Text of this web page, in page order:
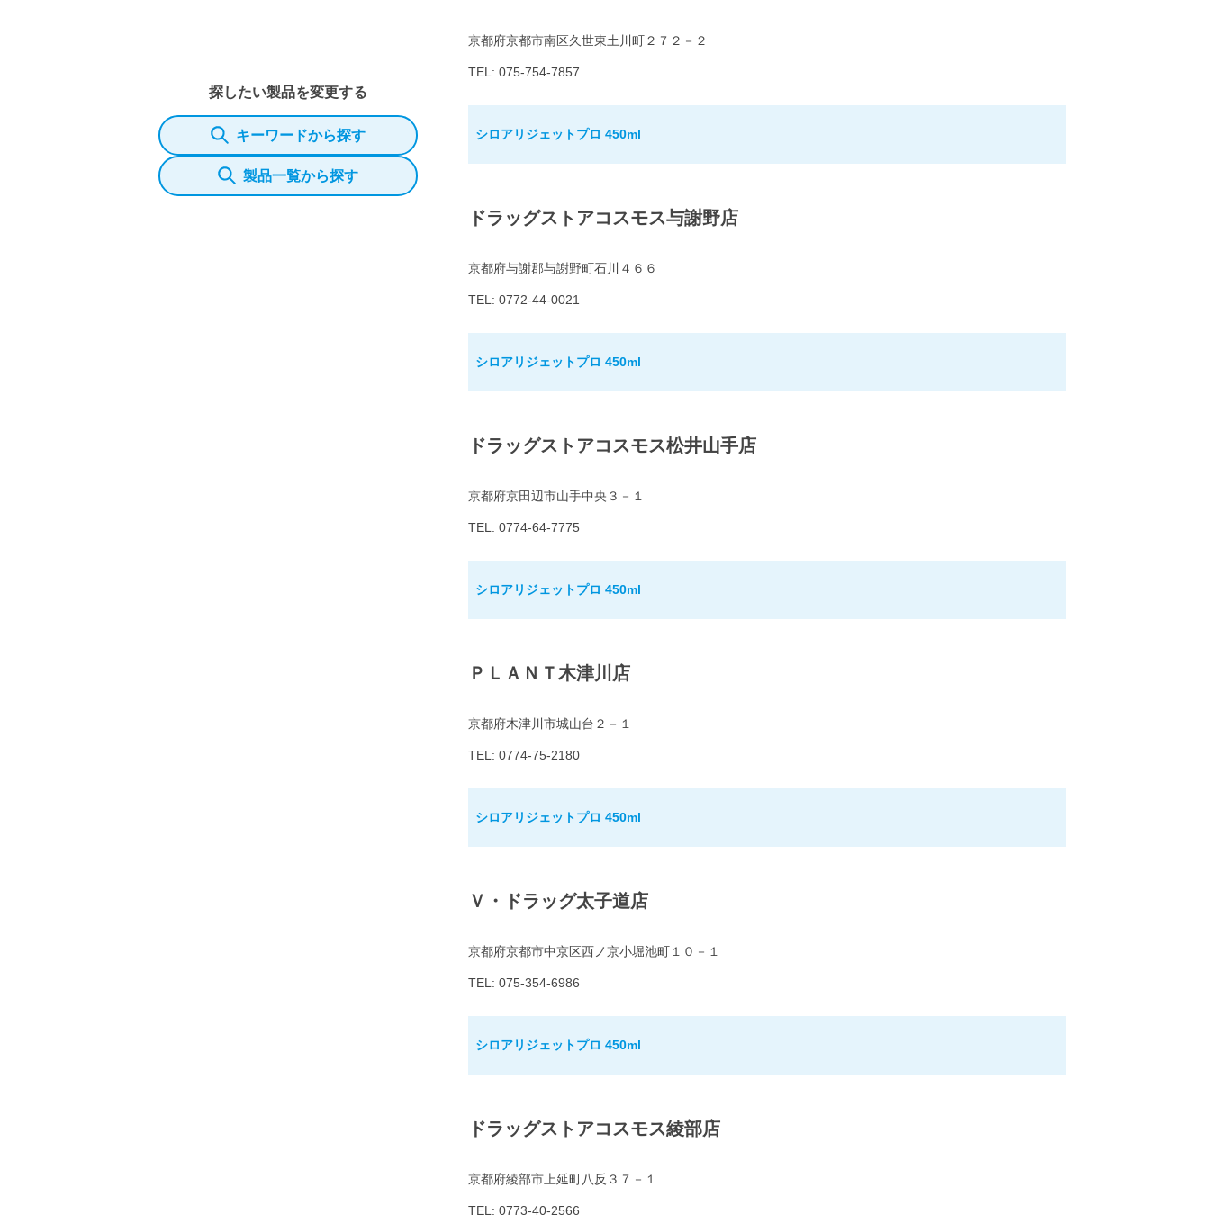
探したい製品を変更する
キーワードから探す
製品一覧から探す
京都府京都市南区久世東土川町２７２－２
TEL: 075-754-7857
シロアリジェットプロ 450ml
ドラッグストアコスモス与謝野店
京都府与謝郡与謝野町石川４６６
TEL: 0772-44-0021
シロアリジェットプロ 450ml
ドラッグストアコスモス松井山手店
京都府京田辺市山手中央３－１
TEL: 0774-64-7775
シロアリジェットプロ 450ml
ＰＬＡＮＴ木津川店
京都府木津川市城山台２－１
TEL: 0774-75-2180
シロアリジェットプロ 450ml
Ｖ・ドラッグ太子道店
京都府京都市中京区西ノ京小堀池町１０－１
TEL: 075-354-6986
シロアリジェットプロ 450ml
ドラッグストアコスモス綾部店
京都府綾部市上延町八反３７－１
TEL: 0773-40-2566